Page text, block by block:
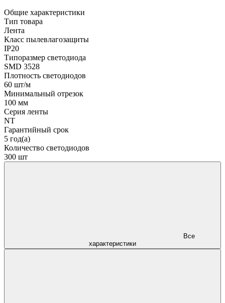
Общие характеристики
Тип товара
Лента
Класс пылевлагозащиты
IP20
Типоразмер светодиода
SMD 3528
Плотность светодиодов
60 шт/м
Минимальный отрезок
100 мм
Серия ленты
NT
Гарантийный срок
5 год(а)
Количество светодиодов
300 шт
характеристики